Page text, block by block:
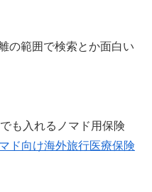
離の範囲で検索とか面白い
でも入れるノマド用保険
ド向け海外旅行医療保険